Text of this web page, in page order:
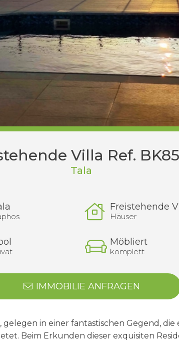
Villa Ref.
Tala
Freistehende
Häuser
Möbliert
komplett
IMMOBILIE ANFRAGEN
in einer fantastischen Gegend, die
Beim Erkunden dieser exquisiten